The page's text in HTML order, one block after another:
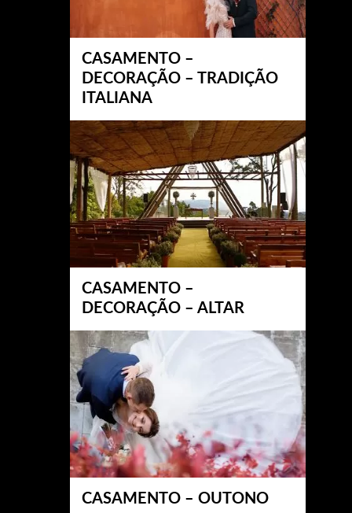
CASAMENTO –
DECORAÇÃO – TRADIÇÃO
ITALIANA
CASAMENTO –
DECORAÇÃO – ALTAR
CASAMENTO – OUTONO